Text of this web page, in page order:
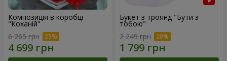
Композиція в коробці
"Коханій"
6 265 грн
Букет з троянд "Бути з
тобою"
2 249 грн